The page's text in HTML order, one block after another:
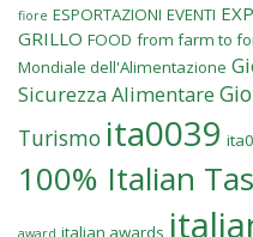
fiore ESPORTAZIONI EVENTI
GRILLO FOOD from farm to
Mondiale dell'Alimentazione
Sicurezza Alimentare
Turismo ita0039
100% Italian
italian awards